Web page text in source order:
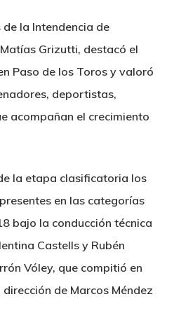
la Intendencia de
Grizutti, destacó el
Paso de los Toros y valoró
deportistas,
acompañan el crecimiento
la etapa clasificatoria los
en las categorías
bajo la conducción técnica
Castells y Rubén
Vóley, que compitió en
de Marcos Méndez